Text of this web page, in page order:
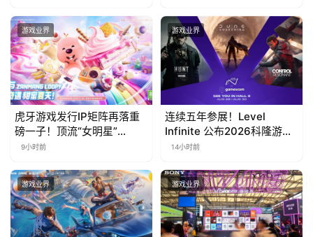
曝光
游戏业界
虎牙游戏发行IP矩阵再落重
磅一子！顶流“女明星”
ZANMANG LOOPY 正版3D
曝光
9小时前
游戏业界
连续五年参展！Level
Infinite 公布2026科隆游戏
展产品阵容
14小时前
游戏业界 游戏业界